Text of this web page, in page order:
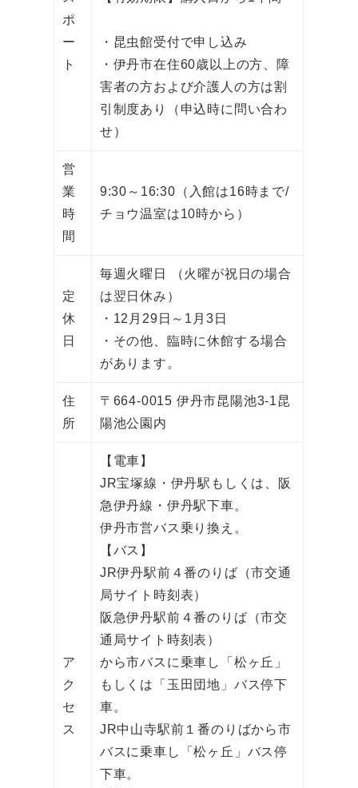
ポ
ー
ト
・昆虫館受付で申し込み
・伊丹市在住60歳以上の方、障
害者の方および介護人の方は割
引制度あり（申込時に問い合わ
せ）
営
業
時
間
9:30～16:30（入館は16時まで/
チョウ温室は10時から）
定
休
日
毎週火曜日 （火曜が祝日の場合
は翌日休み）
・12月29日～1月3日
・その他、臨時に休館する場合
があります。
住
所
〒664-0015 伊丹市昆陽池3-1昆
陽池公園内
ア
ク
セ
ス
【電車】
JR宝塚線・伊丹駅もしくは、阪
急伊丹線・伊丹駅下車。
伊丹市営バス乗り換え。
【バス】
JR伊丹駅前４番のりば（市交通
局サイト時刻表）
阪急伊丹駅前４番のりば（市交
通局サイト時刻表）
から市バスに乗車し「松ヶ丘」
もしくは「玉田団地」バス停下
車。
JR中山寺駅前１番のりばから市
バスに乗車し「松ヶ丘」バス停
下車。